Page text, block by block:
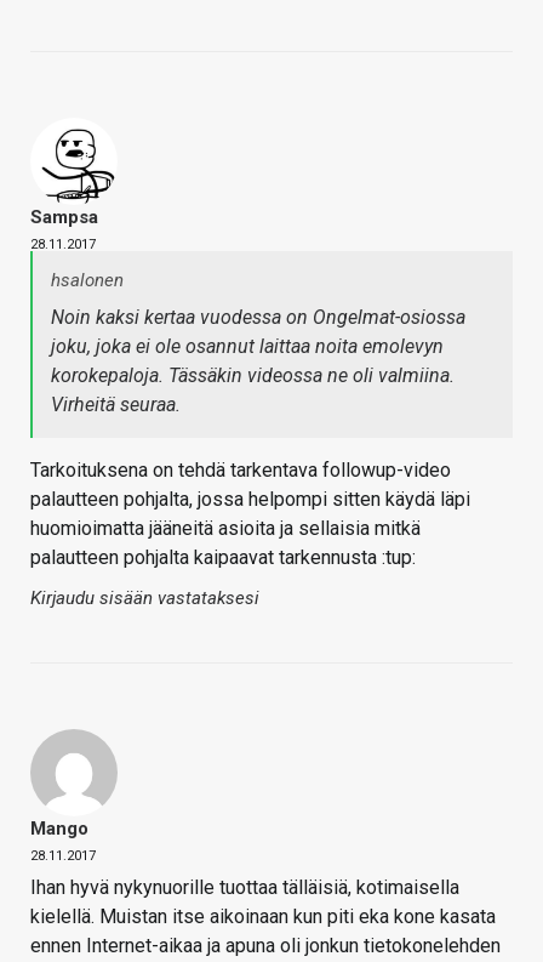
Sampsa
28.11.2017
hsalonen
Noin kaksi kertaa vuodessa on Ongelmat-osiossa
joku, joka ei ole osannut laittaa noita emolevyn
korokepaloja. Tässäkin videossa ne oli valmiina.
Virheitä seuraa.
Tarkoituksena on tehdä tarkentava followup-video
palautteen pohjalta, jossa helpompi sitten käydä läpi
huomioimatta jääneitä asioita ja sellaisia mitkä
palautteen pohjalta kaipaavat tarkennusta :tup:
Kirjaudu sisään vastataksesi
Mango
28.11.2017
Ihan hyvä nykynuorille tuottaa tälläisiä, kotimaisella
kielellä. Muistan itse aikoinaan kun piti eka kone kasata
ennen Internet-aikaa ja apuna oli jonkun tietokonelehden